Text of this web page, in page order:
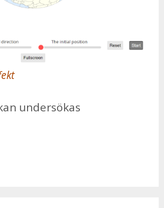
un­der­sö­kas